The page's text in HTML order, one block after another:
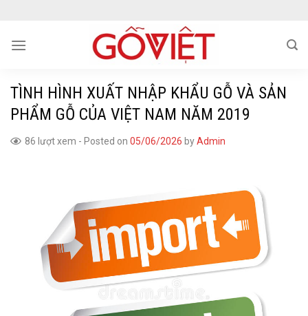
content
TÌNH HÌNH XUẤT NHẬP KHẨU GỖ VÀ SẢN
PHẨM GỖ CỦA VIỆT NAM NĂM 2019
86 lượt xem - Posted on 05/06/2026 byAdmin